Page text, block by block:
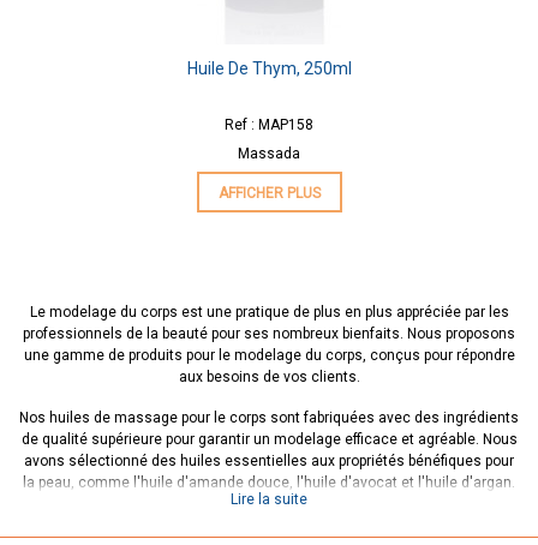
Huile De Thym, 250ml
Ref : MAP158
Massada
AFFICHER PLUS
Le modelage du corps est une pratique de plus en plus appréciée par les
professionnels de la beauté pour ses nombreux bienfaits. Nous proposons
une gamme de produits pour le modelage du corps, conçus pour répondre
aux besoins de vos clients.
Nos huiles de massage pour le corps sont fabriquées avec des ingrédients
de qualité supérieure pour garantir un modelage efficace et agréable. Nous
avons sélectionné des huiles essentielles aux propriétés bénéfiques pour
la peau, comme l'huile d'amande douce, l'huile d'avocat et l'huile d'argan.
Lire la suite